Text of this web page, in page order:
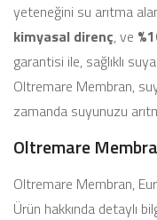
yeteneğini su arıtma
kimyasal direnç, ve
garantisi ile, sağlıklı
Oltremare Membran,
zamanda suyunuzu
Oltremare
Oltremare Membran,
Ürün hakkında detaylı